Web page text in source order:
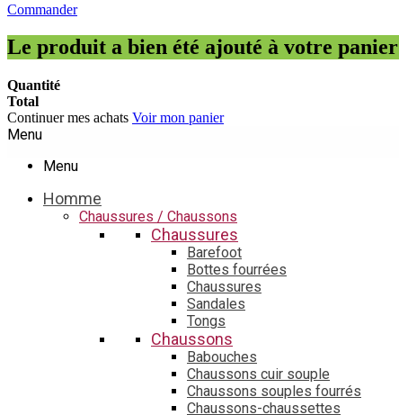
Commander
Le produit a bien été ajouté à votre panier
Quantité
Total
Continuer mes achats Voir mon panier
Menu
Menu
Homme
Chaussures / Chaussons
Chaussures
Barefoot
Bottes fourrées
Chaussures
Sandales
Tongs
Chaussons
Babouches
Chaussons cuir souple
Chaussons souples fourrés
Chaussons-chaussettes